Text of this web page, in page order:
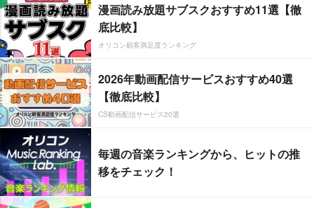
漫画読み放題サブスクおすすめ11選【徹
底比較】
オリコン顧客満足度ランキング
2026年動画配信サービスおすすめ40選
【徹底比較】
CS動画配信サービス20選
毎週の音楽ランキングから、ヒットの推
移をチェック！